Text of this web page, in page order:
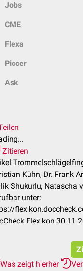
Jobs
CME
Flexa
Piccer
Ask
Zitieren
Kühn, Dr. Frank
Shukurlu, Natascha
unter:
Flexikon
Was zeigt hierher